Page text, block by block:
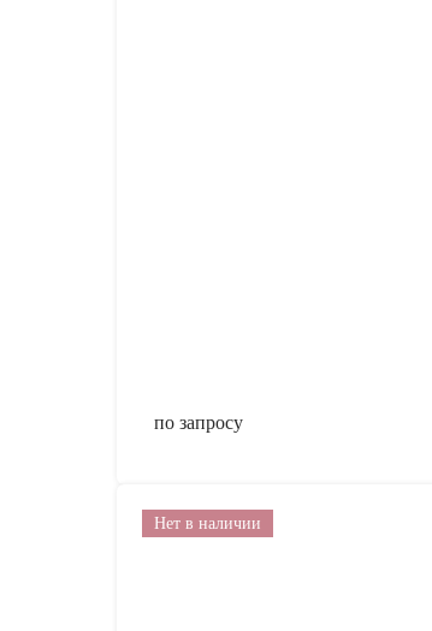
по запросу
Нет в наличии